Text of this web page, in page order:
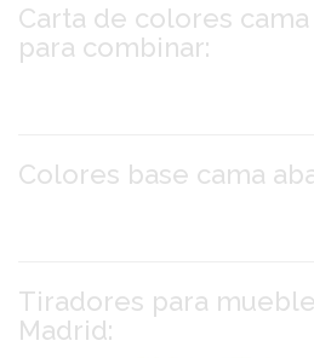
Carta de colores
para combinar:
Colores base cama
Tiradores para
Madrid: